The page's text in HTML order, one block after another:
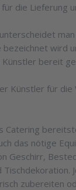
die Lieferung
bezeichnet wird
Künstler bereit
Künstler für
Catering
das nötige
Geschirr,
zubereiten